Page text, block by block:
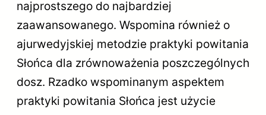
najprostszego do najbardziej
zaawansowanego. Wspomina również o
ajurwedyjskiej metodzie praktyki powitania
Słońca dla zrównoważenia poszczególnych
dosz. Rzadko wspominanym aspektem
praktyki powitania Słońca jest użycie